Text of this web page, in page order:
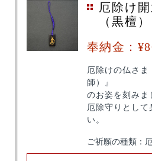
厄除け
（黒檀）
奉納金：
厄除けの仏さ
師）』
のお姿を刻みま
厄除守りとして
い。
ご祈願の種類：